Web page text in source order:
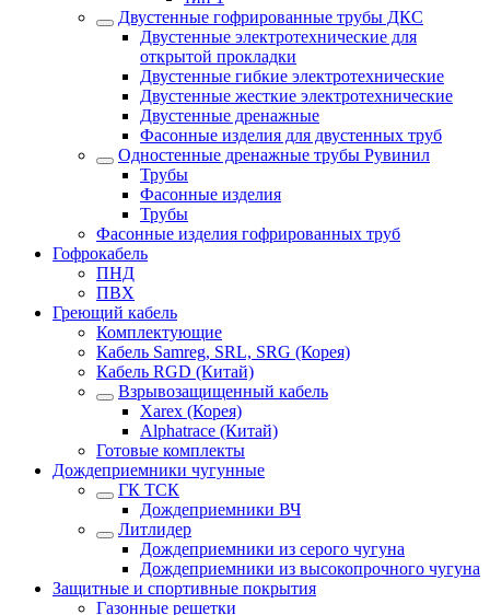
Двустенные гофрированные трубы ДКС
Двустенные электротехнические для
открытой прокладки
Двустенные гибкие электротехнические
Двустенные жесткие электротехнические
Двустенные дренажные
Фасонные изделия для двустенных труб
Одностенные дренажные трубы Рувинил
Трубы
Фасонные изделия
Трубы
Фасонные изделия гофрированных труб
Гофрокабель
ПНД
ПВХ
Греющий кабель
Комплектующие
Кабель Samreg, SRL, SRG (Корея)
Кабель RGD (Китай)
Взрывозащищенный кабель
Xarex (Корея)
Alphatrace (Китай)
Готовые комплекты
Дождеприемники чугунные
ГК ТСК
Дождеприемники ВЧ
Литлидер
Дождеприемники из серого чугуна
Дождеприемники из высокопрочного чугуна
Защитные и спортивные покрытия
Газонные решетки